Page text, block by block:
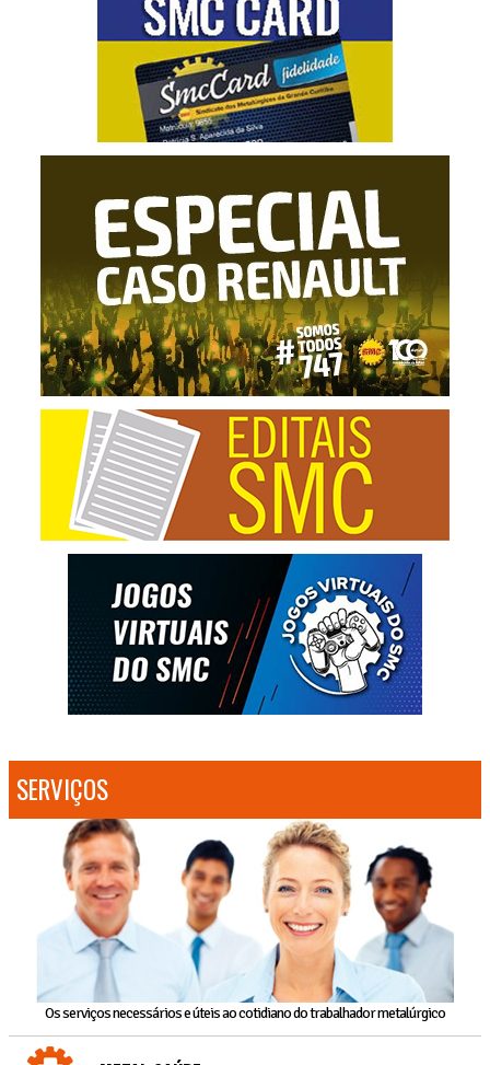
SERVIÇOS
Os serviços necessários e úteis ao cotidiano do trabalhador metalúrgico